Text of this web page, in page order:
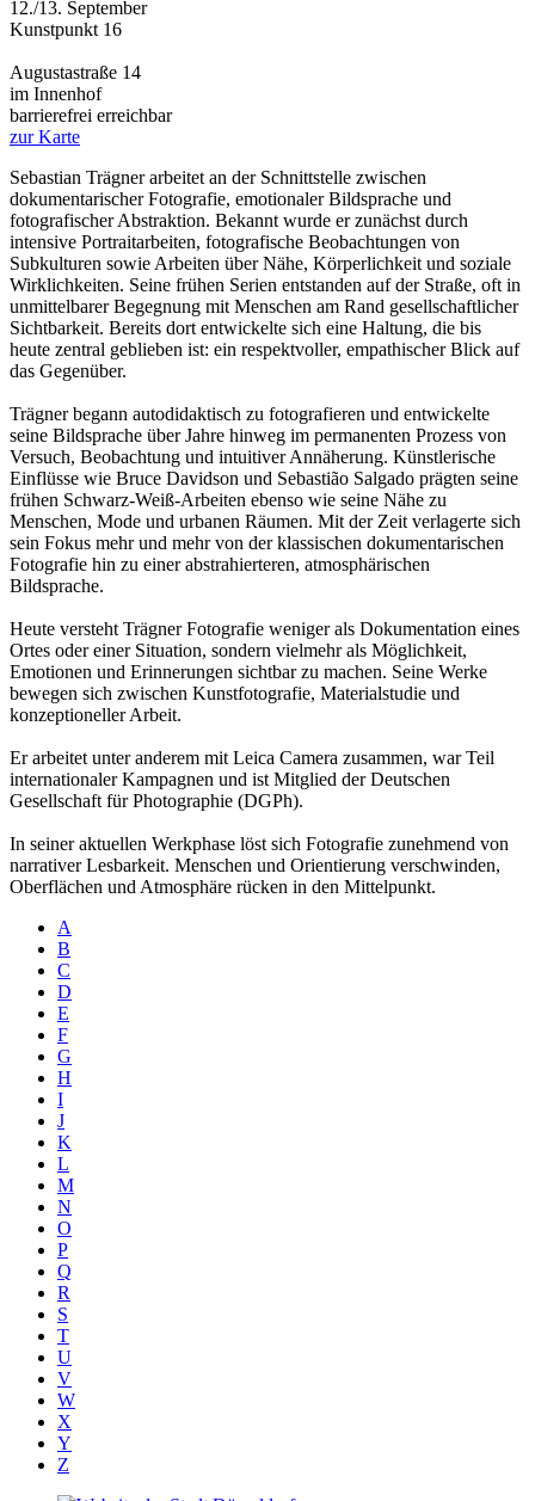
12./13. September
Kunstpunkt 16
Augustastraße 14
im Innenhof
barrierefrei erreichbar
zur Karte
Sebastian Trägner arbeitet an der Schnittstelle zwischen
dokumentarischer Fotografie, emotionaler Bildsprache und
fotografischer Abstraktion. Bekannt wurde er zunächst durch
intensive Portraitarbeiten, fotografische Beobachtungen von
Subkulturen sowie Arbeiten über Nähe, Körperlichkeit und soziale
Wirklichkeiten. Seine frühen Serien entstanden auf der Straße, oft in
unmittelbarer Begegnung mit Menschen am Rand gesellschaftlicher
Sichtbarkeit. Bereits dort entwickelte sich eine Haltung, die bis
heute zentral geblieben ist: ein respektvoller, empathischer Blick auf
das Gegenüber.
Trägner begann autodidaktisch zu fotografieren und entwickelte
seine Bildsprache über Jahre hinweg im permanenten Prozess von
Versuch, Beobachtung und intuitiver Annäherung. Künstlerische
Einflüsse wie Bruce Davidson und Sebastião Salgado prägten seine
frühen Schwarz-Weiß-Arbeiten ebenso wie seine Nähe zu
Menschen, Mode und urbanen Räumen. Mit der Zeit verlagerte sich
sein Fokus mehr und mehr von der klassischen dokumentarischen
Fotografie hin zu einer abstrahierteren, atmosphärischen
Bildsprache.
Heute versteht Trägner Fotografie weniger als Dokumentation eines
Ortes oder einer Situation, sondern vielmehr als Möglichkeit,
Emotionen und Erinnerungen sichtbar zu machen. Seine Werke
bewegen sich zwischen Kunstfotografie, Materialstudie und
konzeptioneller Arbeit.
Er arbeitet unter anderem mit Leica Camera zusammen, war Teil
internationaler Kampagnen und ist Mitglied der Deutschen
Gesellschaft für Photographie (DGPh).
In seiner aktuellen Werkphase löst sich Fotografie zunehmend von
narrativer Lesbarkeit. Menschen und Orientierung verschwinden,
Oberflächen und Atmosphäre rücken in den Mittelpunkt.
A
B
C
D
E
F
G
H
I
J
K
L
M
N
O
P
Q
R
S
T
U
V
W
X
Y
Z